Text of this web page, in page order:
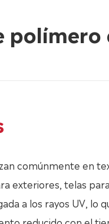
polímero
comúnmente en
exteriores, telas
a los rayos UV, lo